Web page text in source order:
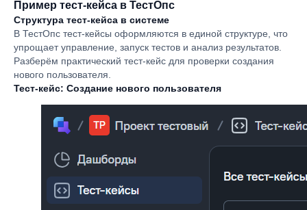
Пример тест-кейса в ТестОпс
Структура тест-кейса в системе
В ТестОпс тест-кейсы оформляются в единой структуре, что
упрощает управление, запуск тестов и анализ результатов.
Разберём практический тест-кейс для проверки создания
нового пользователя.
Тест-кейс: Создание нового пользователя